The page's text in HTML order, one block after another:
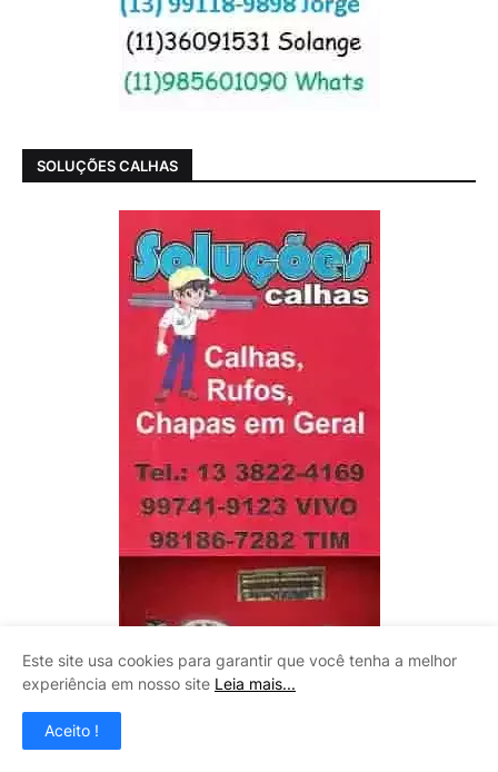
SOLUÇÕES CALHAS
Este site usa cookies para garantir que você tenha a melhor
experiência em nosso site Leia mais...
Aceito !